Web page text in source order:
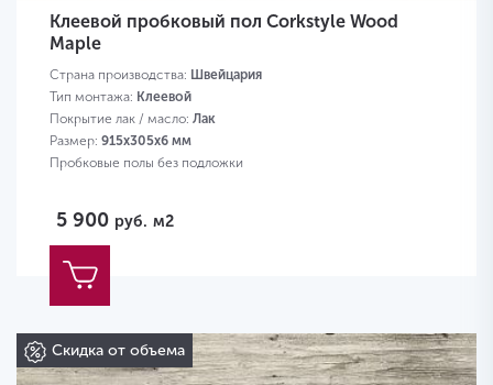
Клеевой пробковый пол Corkstyle Wood
Maple
Страна производства: Швейцария
Тип монтажа: Клеевой
Покрытие лак / масло: Лак
Размер: 915х305х6 мм
Пробковые полы без подложки
5 900 руб. м2
Скидка от объема